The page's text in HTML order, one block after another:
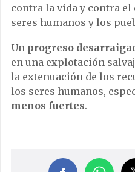
contra la vida y contra
seres humanos y los
Un progreso
en una explotación
la extenuación de los
los seres humanos,
menos fuertes.